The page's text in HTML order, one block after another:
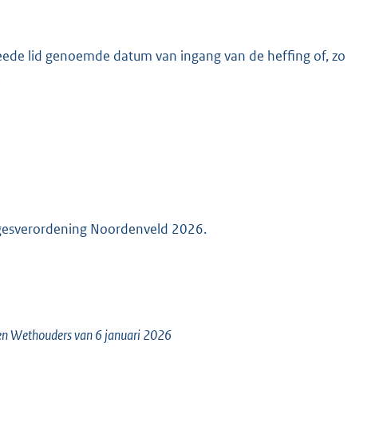
lid genoemde datum van ingang van de heffing of, zo
Noordenveld 2026.
Wethouders van 6 januari 2026